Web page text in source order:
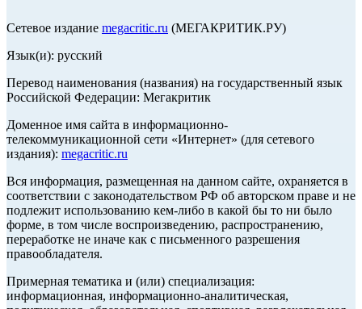
Сетевое издание megacritic.ru (МЕГАКРИТИК.РУ)
Язык(и): русский
Перевод наименования (названия) на государственный язык
Российской Федерации: Мегакритик
Доменное имя сайта в информационно-
телекоммуникационной сети «Интернет» (для сетевого
издания): megacritic.ru
Вся информация, размещенная на данном сайте, охраняется в
соответствии с законодательством РФ об авторском праве и не
подлежит использованию кем-либо в какой бы то ни было
форме, в том числе воспроизведению, распространению,
переработке не иначе как с письменного разрешения
правообладателя.
Примерная тематика и (или) специализация:
информационная, информационно-аналитическая,